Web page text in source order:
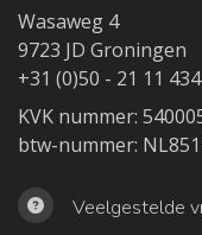
Wasaweg 4
9723 JD Groningen
+31 (0)50 - 21 11 434
KVK nummer:
btw-nummer:
Veelgestelde